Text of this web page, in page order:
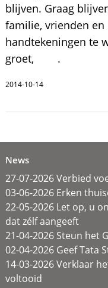
blijven. Graag
familie, vrienden
handtekeningen te
groet, .
2014-10-14
News
27-07-2026 Verbied
03-06-2026 Erken
22-05-2026 Let op, u
dat zélf aangeeft
21-04-2026 Steun het
02-04-2026 Geef Tata
14-03-2026 Verklaar
voltooid